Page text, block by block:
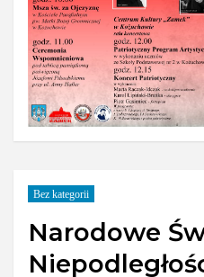
Bez kategorii
Narodowe